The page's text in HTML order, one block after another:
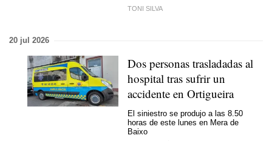
TONI SILVA
20 jul 2026
Dos personas trasladadas al
hospital tras sufrir un
accidente en Ortigueira
El siniestro se produjo a las 8.50
horas de este lunes en Mera de
Baixo